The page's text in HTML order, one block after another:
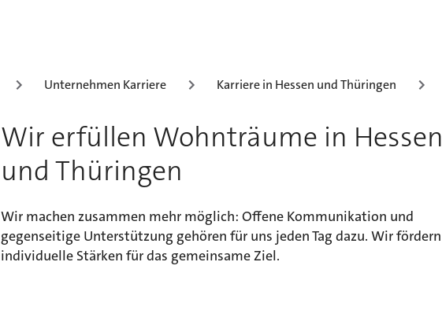
Unternehmen Karriere Karriere in Hessen und Thüringen
Wir erfüllen Wohnträume in Hessen
und Thüringen
Wir machen zusammen mehr möglich: Offene Kommunikation und
gegenseitige Unterstützung gehören für uns jeden Tag dazu. Wir fördern
individuelle Stärken für das gemeinsame Ziel.